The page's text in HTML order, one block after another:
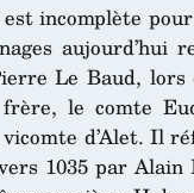
incomplète
aujourd’hui
Le Baud,
le comte
d’Alet. Il
1035 par